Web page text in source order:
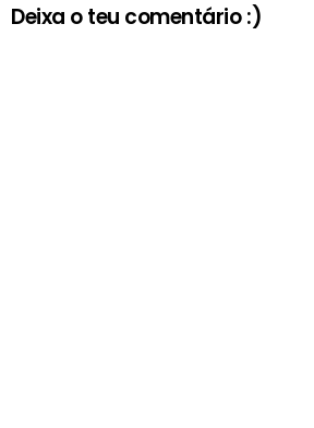
Deixa o teu comentário :)